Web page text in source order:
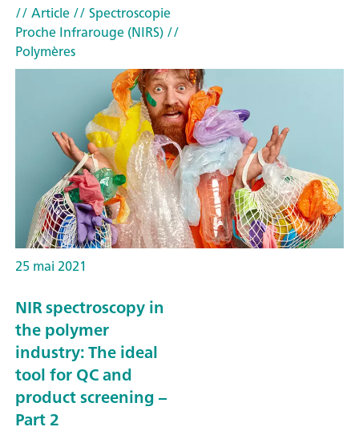
// Article// Spectroscopie
Proche Infrarouge (NIRS)//
Polymères
25 mai 2021
NIR spectroscopy in
the polymer
industry: The ideal
tool for QC and
product screening –
Part 2